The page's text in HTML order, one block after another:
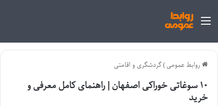
منو
روابط عمومی)گردشگری و اقامتی
۱۰ سوغاتی خوراکی اصفهان | راهنمای کامل معرفی و
خرید